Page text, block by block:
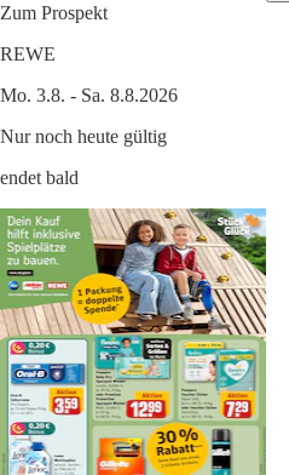
Zum Prospekt
REWE
Mo. 3.8. - Sa. 8.8.2026
Nur noch heute gültig
endet bald